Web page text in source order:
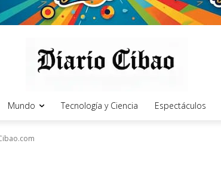
Mundo Tecnología y Ciencia Espectáculos